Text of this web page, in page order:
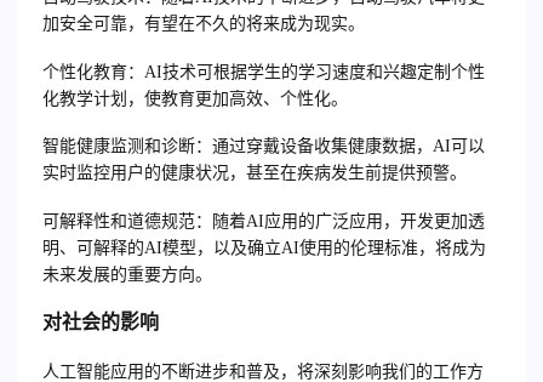
加安全可靠，有望在不久的将来成为现实。
个性化教育：AI技术可根据学生的学习速度和兴趣定制个性
化教学计划，使教育更加高效、个性化。
智能健康监测和诊断：通过穿戴设备收集健康数据，AI可以
实时监控用户的健康状况，甚至在疾病发生前提供预警。
可解释性和道德规范：随着AI应用的广泛应用，开发更加透
明、可解释的AI模型，以及确立AI使用的伦理标准，将成为
未来发展的重要方向。
对社会的影响
人工智能应用的不断进步和普及，将深刻影响我们的工作方